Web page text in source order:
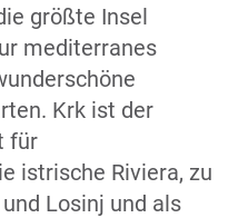
größte Insel
mediterranes
Krk ist der
für
istrische Riviera, zu
Losinj und als